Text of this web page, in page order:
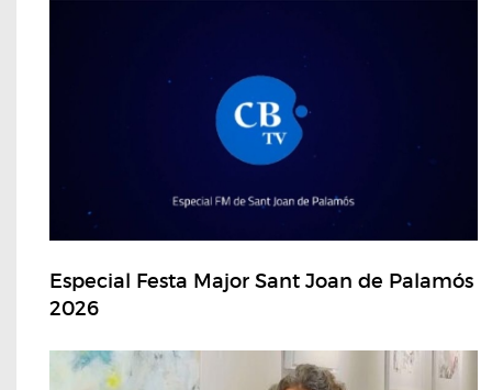
Especial Festa Major Sant Joan de Palamós
2026